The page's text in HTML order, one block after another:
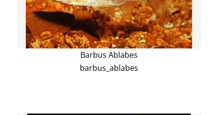
Barbus Ablabes
barbus_ablabes